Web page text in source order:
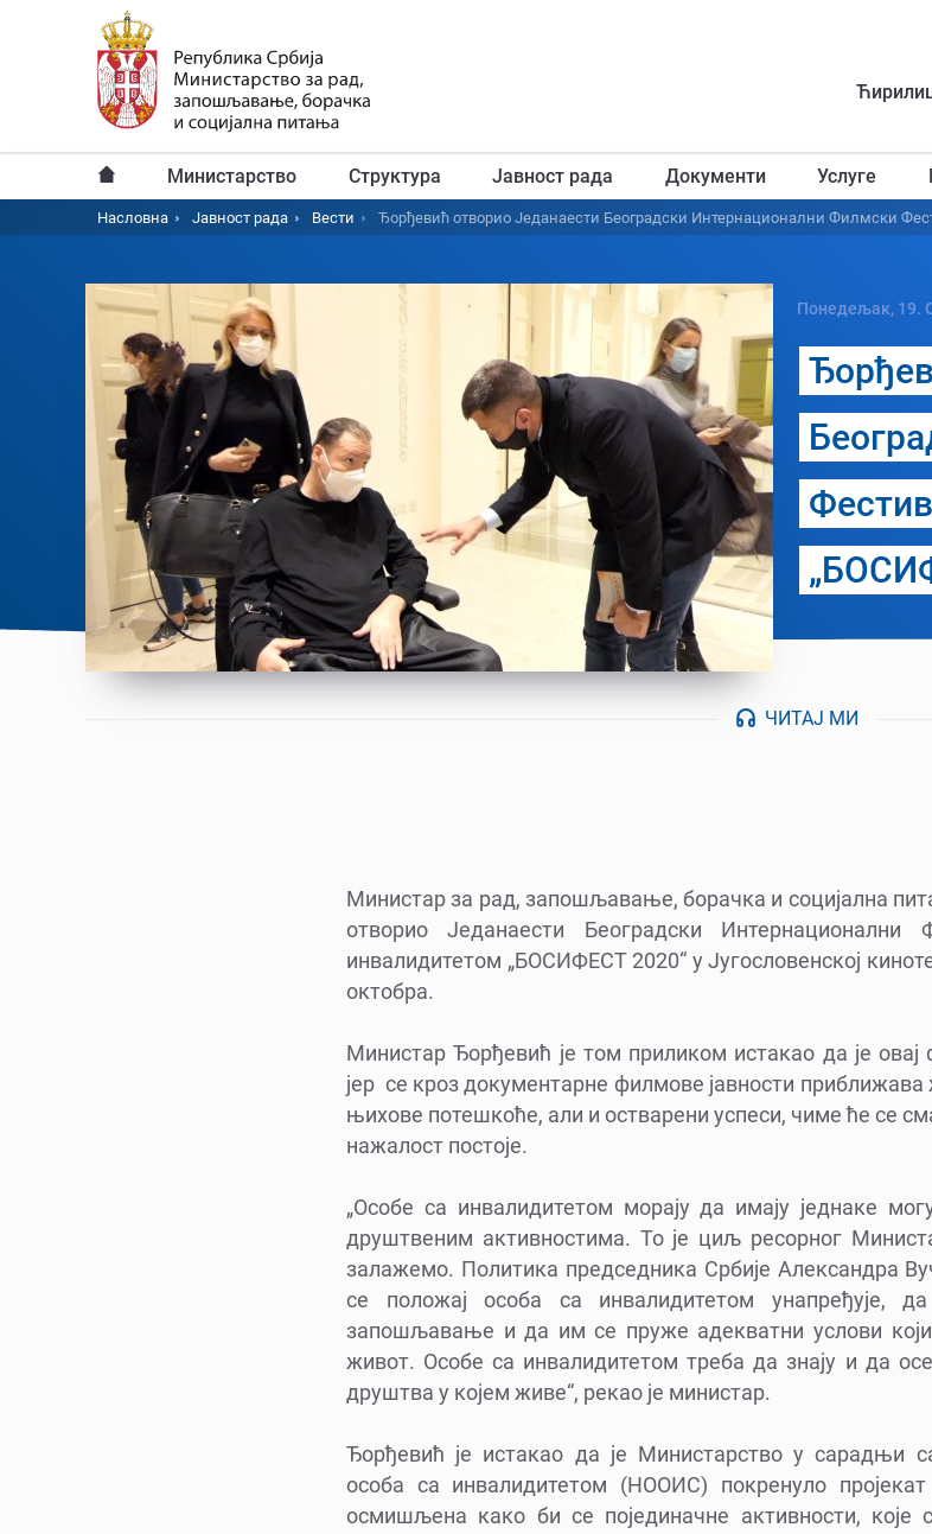
Главни
Министарство Структура Јавност рада Документи Услуге
Насловна Јавност рада Вести Ђорђевић отворио Једанаести Београдски Интернационални Филмски
Понедељак, 19.
ЧИТАЈ МИ
Министар за рад, запошљавање, борачка и социјална
отворио Једанаести Београдски
инвалидитетом „БОСИФЕСТ 2020“ у Југословенској
октобра.
Министар Ђорђевић је том приликом истакао да је овај
јер се кроз документарне филмове јавности
њихове потешкоће, али и остварени успеси, чиме ће се
нажалост постоје.
„Особе са инвалидитетом морају да имају једнаке
друштвеним активностима. То је циљ ресорног
залажемо. Политика председника Србије Александра
се положај особа са инвалидитетом унапређује,
запошљавање и да им се пруже адекватни услови
живот. Особе са инвалидитетом треба да знају и да
друштва у којем живе“, рекао је министар.
Ђорђевић је истакао да је Министарство у сарадњи
особа са инвалидитетом (НООИС) покренуло пројекат
осмишљена како би се појединачне активности, које